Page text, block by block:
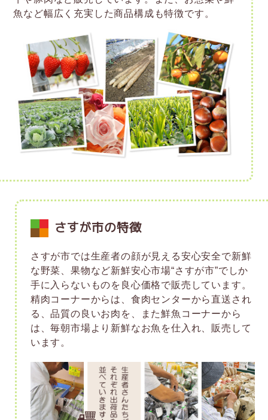
魚など幅広く充実した商品構成も特徴です。
さすが市の特徴
さすが市では生産者の顔が見える安心安全で新鮮
な野菜、果物など新鮮安心市場“さすが市”でしか
手に入らないものを良心価格で販売しています。
精肉コーナーからは、食肉センターから直送され
る、品質の良いお肉を、また鮮魚コーナーから
は、毎朝市場より新鮮なお魚を仕入れ、販売して
います。